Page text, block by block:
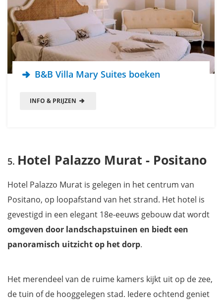
B&B Villa Mary Suites boeken
INFO & PRIJZEN
Hotel Palazzo Murat - Positano
Hotel Palazzo Murat is gelegen in het centrum van
Positano, op loopafstand van het strand. Het hotel is
gevestigd in een elegant 18e-eeuws gebouw dat wordt
omgeven door landschapstuinen en biedteen
panoramisch uitzicht op het dorp.
Het merendeel van de ruime kamers kijkt uit op de zee,
de tuin of de hooggelegen stad. Iedere ochtend geniet